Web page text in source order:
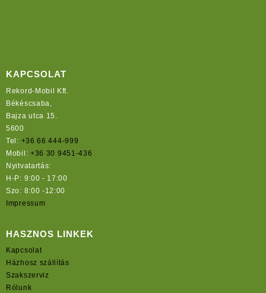
KAPCSOLAT
Rekord-Mobil Kft.
Békéscsaba,
Bajza utca 15.
5600
Tel: +36 66 444-999
Mobil: +36 30 9451-436
Nyitvatartás:
H-P: 9:00 - 17:00
Szo: 8:00 -12:00
Impressum
HASZNOS LINKEK
Kapcsolat
Házhosz szállítás
Szakszerviz
Rólunk